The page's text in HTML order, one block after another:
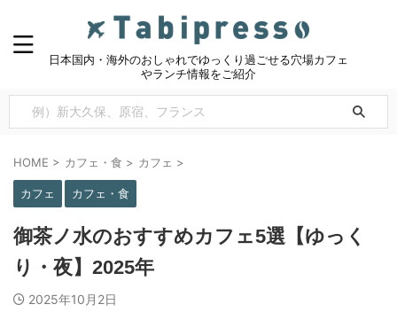
日本国内・海外のおしゃれでゆっくり過ごせる穴場カフェ
やランチ情報をご紹介
HOME > カフェ・食 > カフェ >
カフェ カフェ・食
御茶ノ水のおすすめカフェ5選【ゆっく
り・夜】2025年
2025年10月2日